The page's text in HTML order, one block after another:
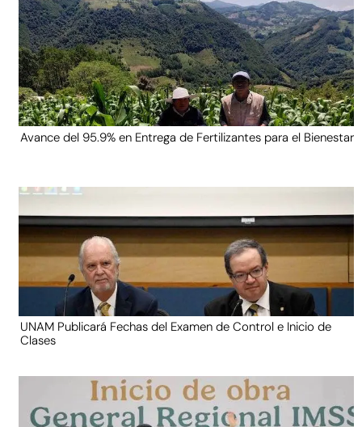
Avance del 95.9% en Entrega de Fertilizantes para el Bienestar
UNAM Publicará Fechas del Examen de Control e Inicio de
Clases